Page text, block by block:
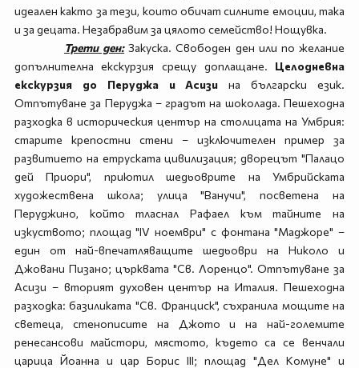
идеален както за тези, които обичат силните емоции, така
и за децата. Незабравим за цялото семейство! Нощувка.
Трети ден:Закуска. Свободен ден или по желание
допълнителна екскурзия срещу доплащане. Целодневна
екскурзия до Перуджа и Асизи на български език.
Отпътуване за Перуджа – градът на шоколада. Пешеходна
разходка в историческия център на столицата на Умбрия:
старите крепостни стени – изключителен пример за
развитието на етруската цивилизация; дворецът "Палацо
дей Приори", приютил шедьоврите на Умбрийската
художествена школа; улица "Ванучи", посветена на
Перуджино, който тласнал Рафаел към тайните на
изкуството; площад "ІV ноември" с фонтана "Маджоре" –
един от най-впечатляващите шедьоври на Николо и
Джовани Пизано; църквата "Св. Лоренцо". Отпътуване за
Асизи – вторият духовен център на Италия. Пешеходна
разходка: базиликата "Св. Франциск", съхранила мощите на
светеца, стенописите на Джото и на най-големите
ренесансови майстори, мястото, където са се венчали
царица Йоанна и цар Борис III; площад "Дел Комуне" и